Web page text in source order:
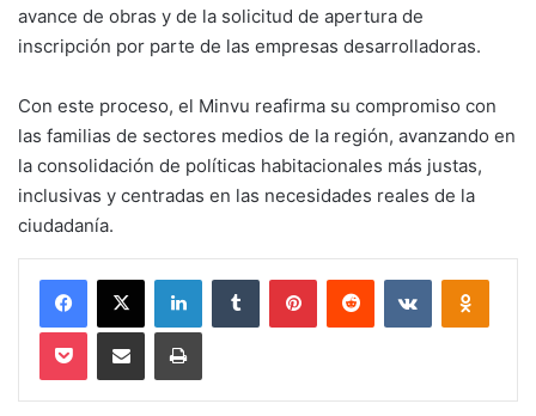
avance de obras y de la solicitud de apertura de
inscripción por parte de las empresas desarrolladoras.
Con este proceso, el Minvu reafirma su compromiso con
las familias de sectores medios de la región, avanzando en
la consolidación de políticas habitacionales más justas,
inclusivas y centradas en las necesidades reales de la
ciudadanía.
Facebook
X LinkedInTumblr PinterestReddit VKontakte
Pocket Compartir via email Imprimir